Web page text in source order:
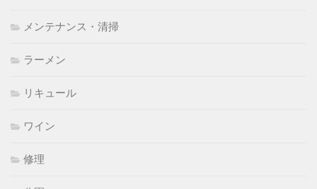
メンテナンス・清掃
ラーメン
リキュール
ワイン
修理